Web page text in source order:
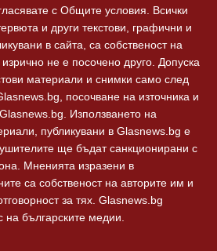
с Общите условия. Всички
и други текстови, графични и
в сайта, са собственост на
не е посочено друго. Допуска
материали и снимки само след
посочване на източника и
Използването на
публикувани в Glasnews.bg е
ще бъдат санкционирани с
Мненията изразени в
са собственост на авторите им и
за тях. Glasnews.bg
на българските медии.